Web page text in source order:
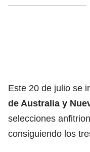
Este 20 de julio se
de Australia y
selecciones
consiguiendo los